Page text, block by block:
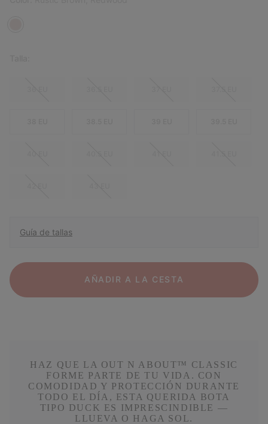
Guía de tallas
AÑADIR A LA CESTA
HAZ QUE LA OUT N ABOUT™ CLASSIC
FORME PARTE DE TU VIDA. CON
COMODIDAD Y PROTECCIÓN DURANTE
TODO EL DÍA, ESTA QUERIDA BOTA
TIPO DUCK ES IMPRESCINDIBLE —
LLUEVA O HAGA SOL.